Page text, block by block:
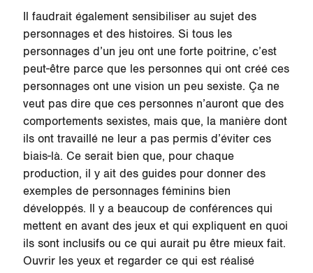
Il faudrait également sensibiliser au sujet des
personnages et des histoires. Si tous les
personnages d’un jeu ont une forte poitrine, c’est
peut-être parce que les personnes qui ont créé ces
personnages ont une vision un peu sexiste. Ça ne
veut pas dire que ces personnes n’auront que des
comportements sexistes, mais que, la manière dont
ils ont travaillé ne leur a pas permis d’éviter ces
biais-là. Ce serait bien que, pour chaque
production, il y ait des guides pour donner des
exemples de personnages féminins bien
développés. Il y a beaucoup de conférences qui
mettent en avant des jeux et qui expliquent en quoi
ils sont inclusifs ou ce qui aurait pu être mieux fait.
Ouvrir les yeux et regarder ce qui est réalisé